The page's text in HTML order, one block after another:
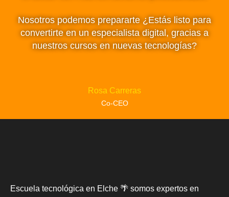
Nosotros podemos prepararte ¿Estás listo para
convertirte en un especialista digital, gracias a
nuestros cursos en nuevas tecnologías?
Rosa Carreras
Co-CEO
Escuela tecnológica en Elche 🌴 somos expertos en